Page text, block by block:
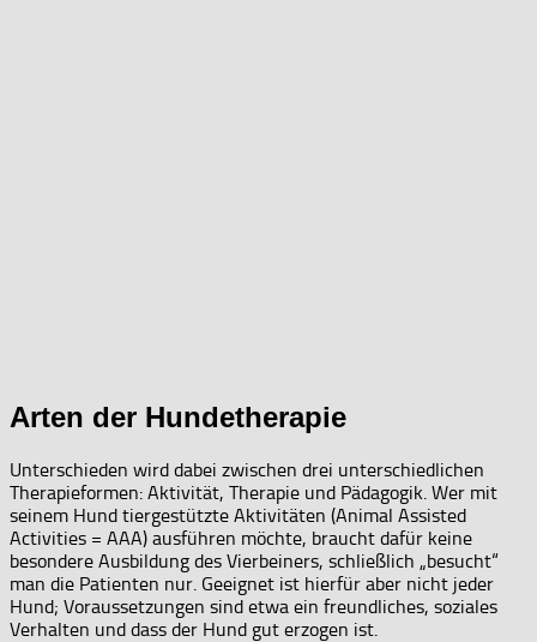
Arten der Hundetherapie
Unterschieden wird dabei zwischen drei unterschiedlichen
Therapieformen: Aktivität, Therapie und Pädagogik. Wer mit
seinem Hund tiergestützte Aktivitäten (Animal Assisted
Activities = AAA) ausführen möchte, braucht dafür keine
besondere Ausbildung des Vierbeiners, schließlich „besucht“
man die Patienten nur. Geeignet ist hierfür aber nicht jeder
Hund; Voraussetzungen sind etwa ein freundliches, soziales
Verhalten und dass der Hund gut erzogen ist.